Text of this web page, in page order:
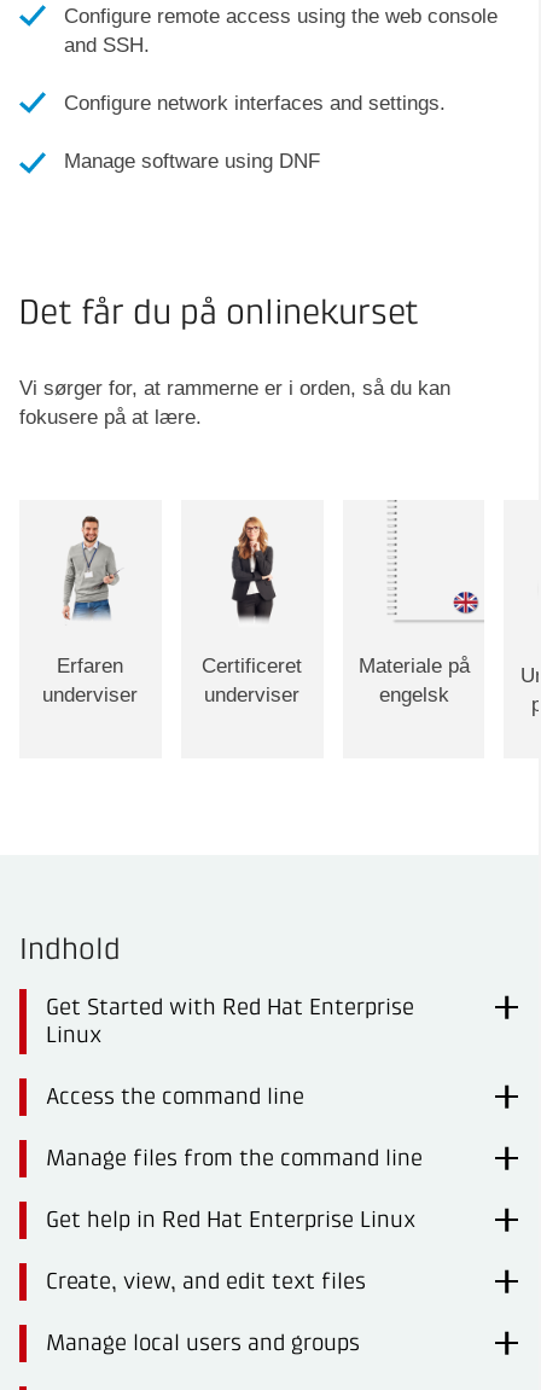
Configure remote access using the web console
and SSH.
Configure network interfaces and settings.
Manage software using DNF
Det får du på onlinekurset
Vi sørger for, at rammerne er i orden, så du kan
fokusere på at lære.
Erfaren
underviser
Certificeret
underviser
Materiale på
engelsk
Indhold
Get Started with Red Hat Enterprise
Linux
Access the command line
Manage files from the command line
Get help in Red Hat Enterprise Linux
Create, view, and edit text files
Manage local users and groups